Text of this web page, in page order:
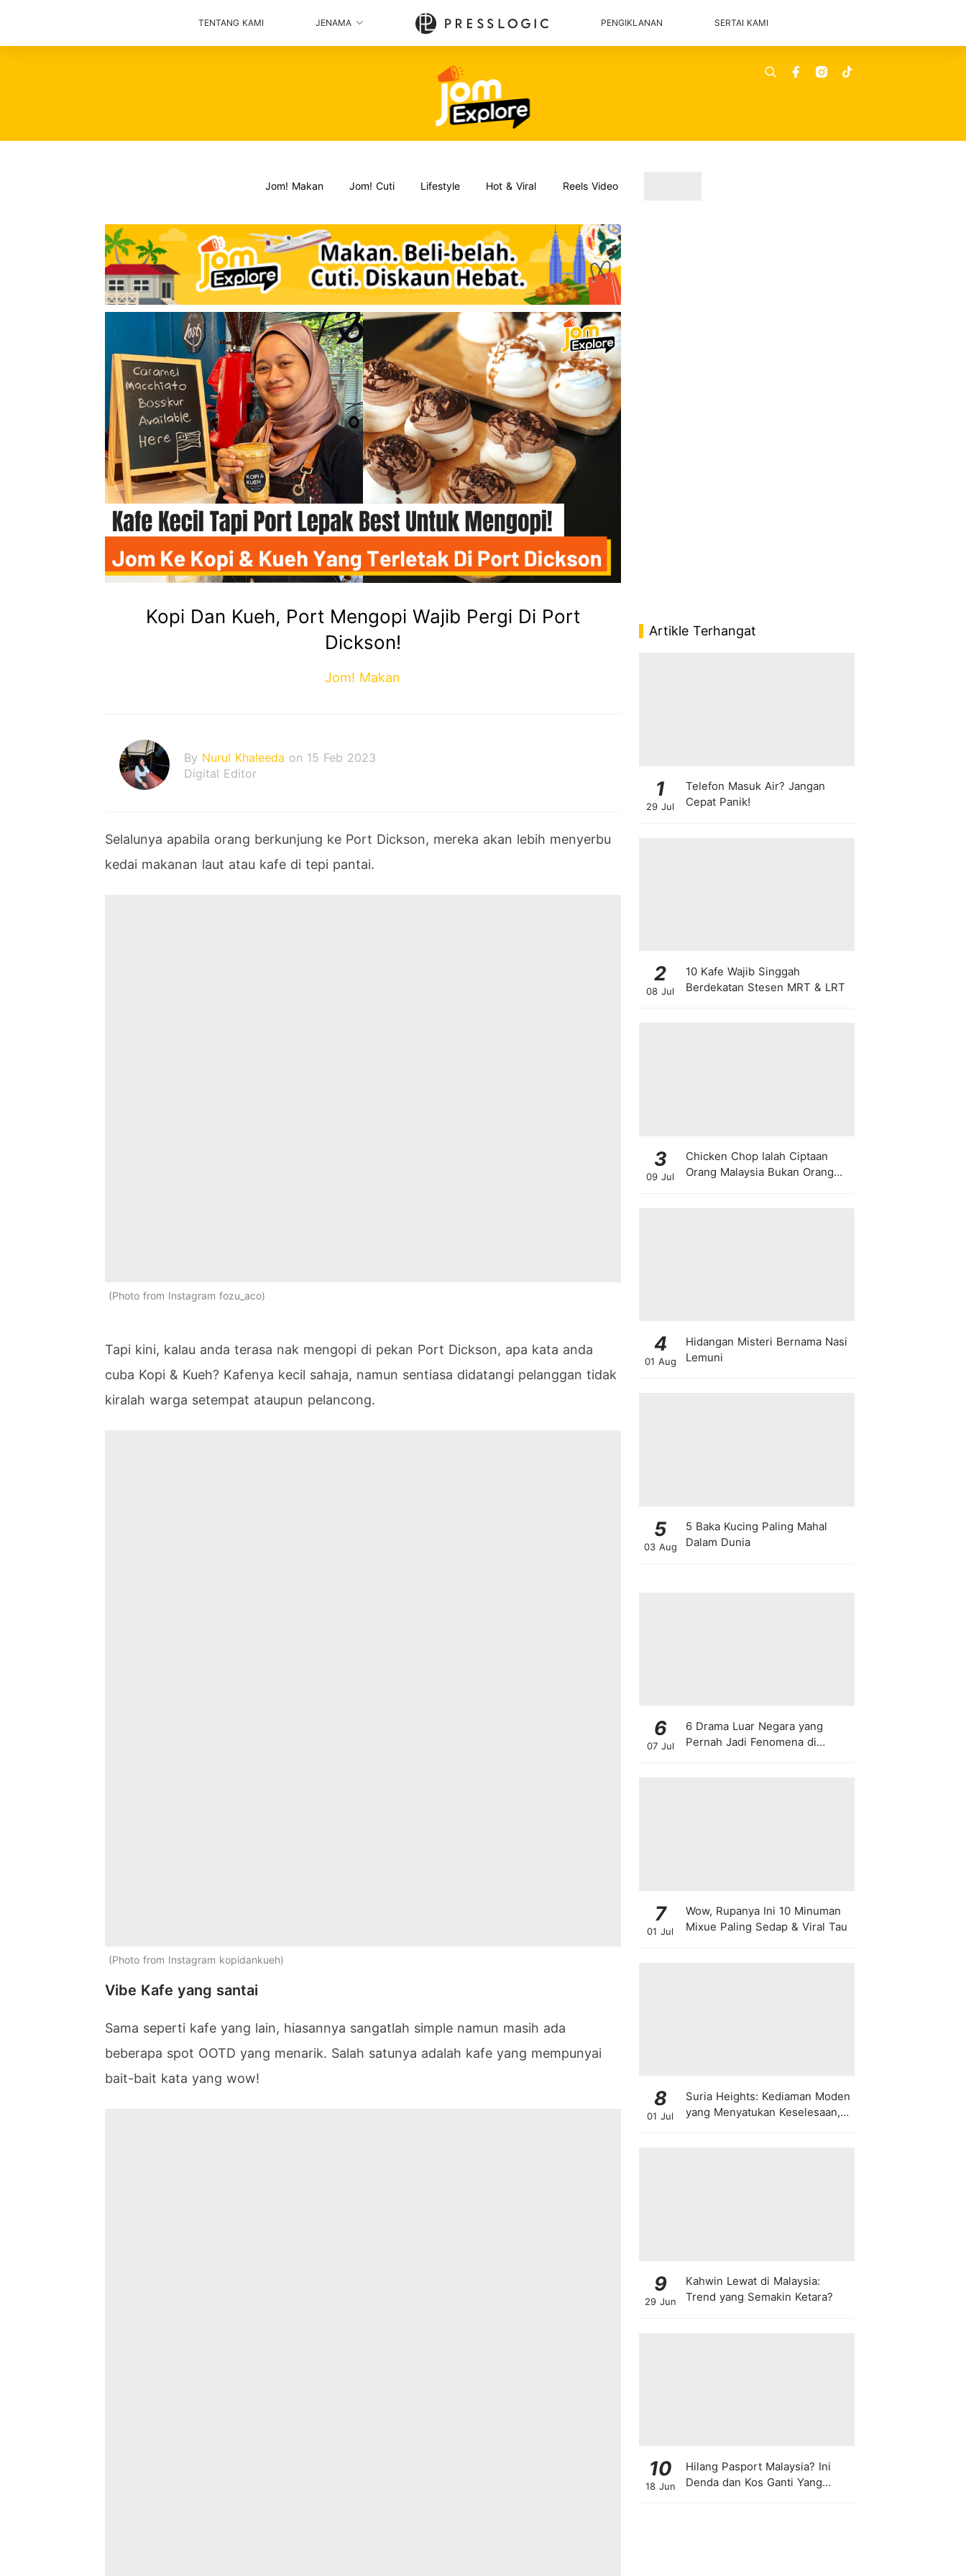
TENTANG KAMI JENAMA PENGIKLANAN SERTAI KAMI
Jom! Makan Jom! Cuti Lifestyle Hot & Viral Reels Video
Kopi Dan Kueh, Port Mengopi Wajib Pergi Di Port
Dickson!
Jom! Makan
By Nurul Khaleeda on 15 Feb 2023
Digital Editor
Selalunya apabila orang berkunjung ke Port Dickson, mereka akan lebih menyerbu
kedai makanan laut atau kafe di tepi pantai.
Photo from Instagram fozu_aco
Tapi kini, kalau anda terasa nak mengopi di pekan Port Dickson, apa kata anda
cuba Kopi & Kueh? Kafenya kecil sahaja, namun sentiasa didatangi pelanggan tidak
kiralah warga setempat ataupun pelancong.
Photo from Instagram kopidankueh
Vibe Kafe yang santai
Sama seperti kafe yang lain, hiasannya sangatlah simple namun masih ada
beberapa spot OOTD yang menarik. Salah satunya adalah kafe yang mempunyai
bait-bait kata yang wow!
Artikle Terhangat
1
29 Jul
Telefon Masuk Air? Jangan
Cepat Panik!
2
08 Jul
10 Kafe Wajib Singgah
Berdekatan Stesen MRT & LRT
3
09 Jul
Chicken Chop Ialah Ciptaan
Orang Malaysia Bukan Orang
4
01 Aug
Hidangan Misteri Bernama Nasi
Lemuni
5
03 Aug
5 Baka Kucing Paling Mahal
Dalam Dunia
6
07 Jul
6 Drama Luar Negara yang
Pernah Jadi Fenomena di
7
01 Jul
Wow, Rupanya Ini 10 Minuman
Mixue Paling Sedap & Viral Tau
8
01 Jul
Suria Heights: Kediaman Moden
yang Menyatukan Keselesaan,
9
29 Jun
Kahwin Lewat di Malaysia:
Trend yang Semakin Ketara?
10
18 Jun
Hilang Pasport Malaysia? Ini
Denda dan Kos Ganti Yang